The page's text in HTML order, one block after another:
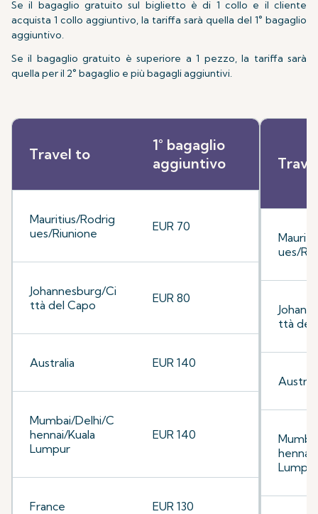
Se il bagaglio gratuito sul biglietto è di 1 collo e il cliente
acquista 1 collo aggiuntivo, la tariffa sarà quella del 1° bagaglio
aggiuntivo.
Se il bagaglio gratuito è superiore a 1 pezzo, la tariffa sarà
quella per il 2° bagaglio e più bagagli aggiuntivi.
Travel to
1° bagaglio
aggiuntivo
Mauritius/Rodrig
ues/Riunione
EUR 70
Johannesburg/Ci
ttà del Capo
EUR 80
Australia EUR 140
Mumbai/Delhi/C
hennai/Kuala
Lumpur
EUR 140
France EUR 130
ues/
ttà del
hennai/
Lumpur